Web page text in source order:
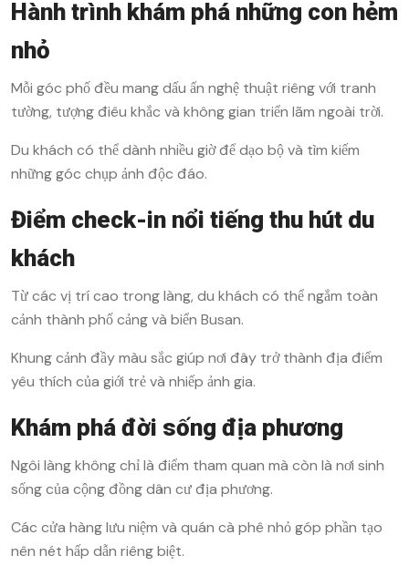
Hành trình khám phá những con hẻm
nhỏ
Mỗi góc phố đều mang dấu ấn nghệ thuật riêng với tranh
tường, tượng điêu khắc và không gian triển lãm ngoài trời.
Du khách có thể dành nhiều giờ để dạo bộ và tìm kiếm
những góc chụp ảnh độc đáo.
Điểm check-in nổi tiếng thu hút du
khách
Từ các vị trí cao trong làng, du khách có thể ngắm toàn
cảnh thành phố cảng và biển Busan.
Khung cảnh đầy màu sắc giúp nơi đây trở thành địa điểm
yêu thích của giới trẻ và nhiếp ảnh gia.
Khám phá đời sống địa phương
Ngôi làng không chỉ là điểm tham quan mà còn là nơi sinh
sống của cộng đồng dân cư địa phương.
Các cửa hàng lưu niệm và quán cà phê nhỏ góp phần tạo
nên nét hấp dẫn riêng biệt.